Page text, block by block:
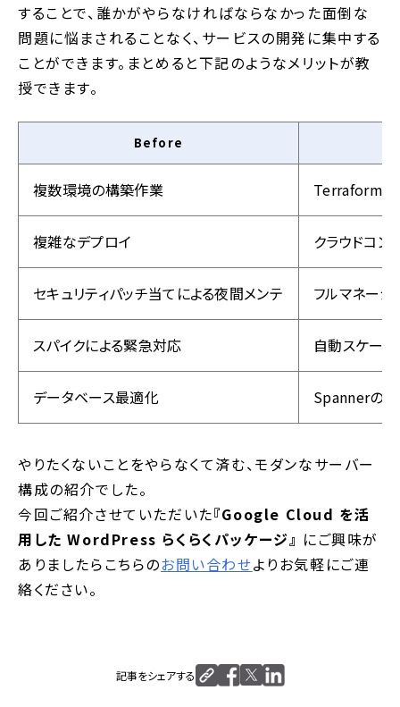
することで、誰かがやらなければならなかった面倒な
問題に悩まされることなく、サービスの開発に集中する
ことができます。まとめると下記のようなメリットが教
授できます。
Before
複数環境の構築作業 Terraform
複雑なデプロイ クラウドコン
セキュリティパッチ当てによる夜間メンテ フルマネー
スパイクによる緊急対応 自動スケー
データベース最適化 Spannerの
やりたくないことをやらなくて済む、モダンなサーバー
構成の紹介でした。
今回ご紹介させていただいた『Google Cloud を活
用した WordPress らくらくパッケージ』 にご興味が
ありましたらこちらのお問い合わせよりお気軽にご連
絡ください。
記事をシェアする